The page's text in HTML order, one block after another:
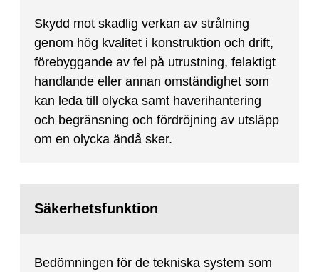
Skydd mot skadlig verkan av strålning
genom hög kvalitet i konstruktion och drift,
förebyggande av fel på utrustning, felaktigt
handlande eller annan omständighet som
kan leda till olycka samt haverihantering
och begränsning och fördröjning av utsläpp
om en olycka ändå sker.
Säkerhetsfunktion
Bedömningen för de tekniska system som